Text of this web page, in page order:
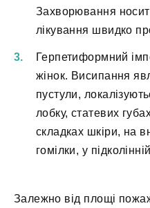
Захворювання
лікування швидко
Герпетиформний
жінок. Висипання
пустули,
лобку, статевих
складках шкіри, на
гомілки, у
Залежно від площі